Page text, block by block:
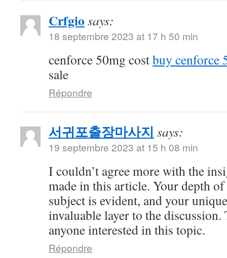
Crfgio says:
18 septembre 2023 at 17 h 50 min
cenforce 50mg costbuy cenforce
sale
Répondre
서귀포출장마사지 says:
19 septembre 2023 at 15 h 08 min
I couldn’t agree more with the
made in this article. Your depth
subject is evident, and your
invaluable layer to the
anyone interested in this topic.
Répondre